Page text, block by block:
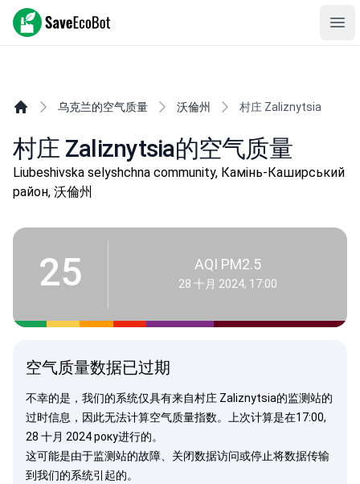
SaveEcoBot
乌克兰的空气质量 沃倫州 村庄 Zaliznytsia
村庄 Zaliznytsia的空气质量
Liubeshivska selyshchna community, Камінь-Каширський
район, 沃倫州
25 AQI PM2.5
28 十月 2024, 17:00
空气质量数据已过期
不幸的是，我们的系统仅具有来自村庄 Zaliznytsia的监测站的
过时信息，因此无法计算空气质量指数。上次计算是在17:00,
28 十月 2024 року进行的。
这可能是由于监测站的故障、关闭数据访问或停止将数据传输
到我们的系统引起的。